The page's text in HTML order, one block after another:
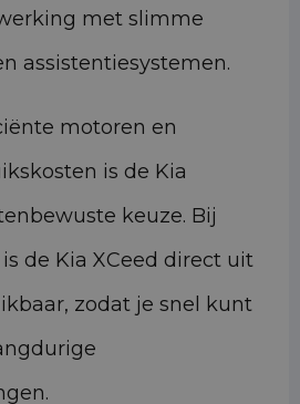
met slimme
assistentiesystemen.
motoren en
is de Kia
keuze. Bij
de Kia XCeed direct uit
zodat je snel kunt